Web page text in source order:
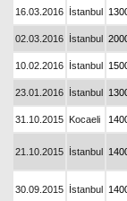
16.03.2016 İstanbul
02.03.2016 İstanbul
10.02.2016 İstanbul
23.01.2016 İstanbul
31.10.2015 Kocaeli
21.10.2015 İstanbul
30.09.2015 İstanbul